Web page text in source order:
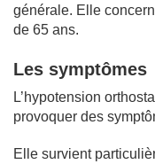
générale. Elle
de 65 ans.
Les symptômes
L’hypotension
provoquer des
Elle survient